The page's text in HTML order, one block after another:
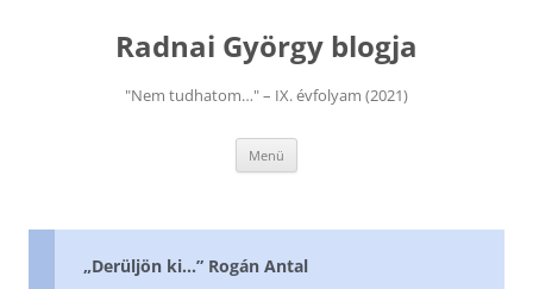
Radnai György blogja
"Nem tudhatom…" – IX. évfolyam (2021)
Menü
„Derüljön ki…” Rogán Antal